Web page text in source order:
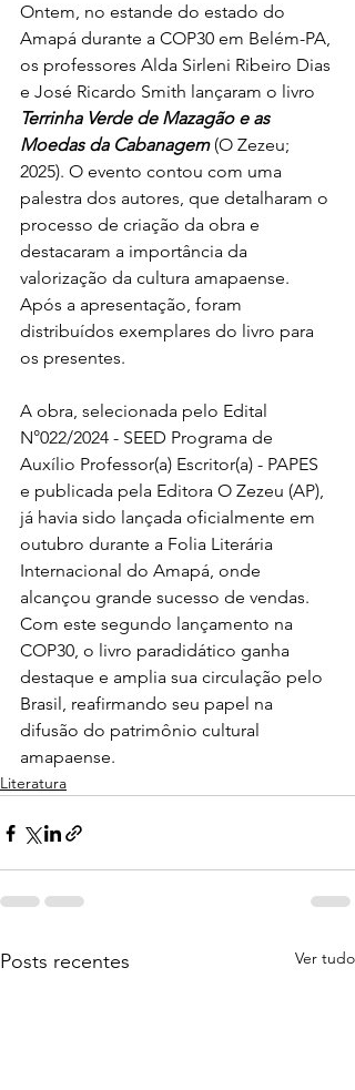
Ontem, no estande do estado do
Amapá durante a COP30 em Belém-PA,
os professores Alda Sirleni Ribeiro Dias
e José Ricardo Smith lançaram o livro
Terrinha Verde de Mazagão e as
Moedas da Cabanagem (O Zezeu;
2025). O evento contou com uma
palestra dos autores, que detalharam o
processo de criação da obra e
destacaram a importância da
valorização da cultura amapaense.
Após a apresentação, foram
distribuídos exemplares do livro para
os presentes.
A obra, selecionada pelo Edital
N°022/2024 - SEED Programa de
Auxílio Professor(a) Escritor(a) - PAPES
e publicada pela Editora O Zezeu (AP),
já havia sido lançada oficialmente em
outubro durante a Folia Literária
Internacional do Amapá, onde
alcançou grande sucesso de vendas.
Com este segundo lançamento na
COP30, o livro paradidático ganha
destaque e amplia sua circulação pelo
Brasil, reafirmando seu papel na
difusão do patrimônio cultural
amapaense.
Literatura
Posts recentes Ver tudo